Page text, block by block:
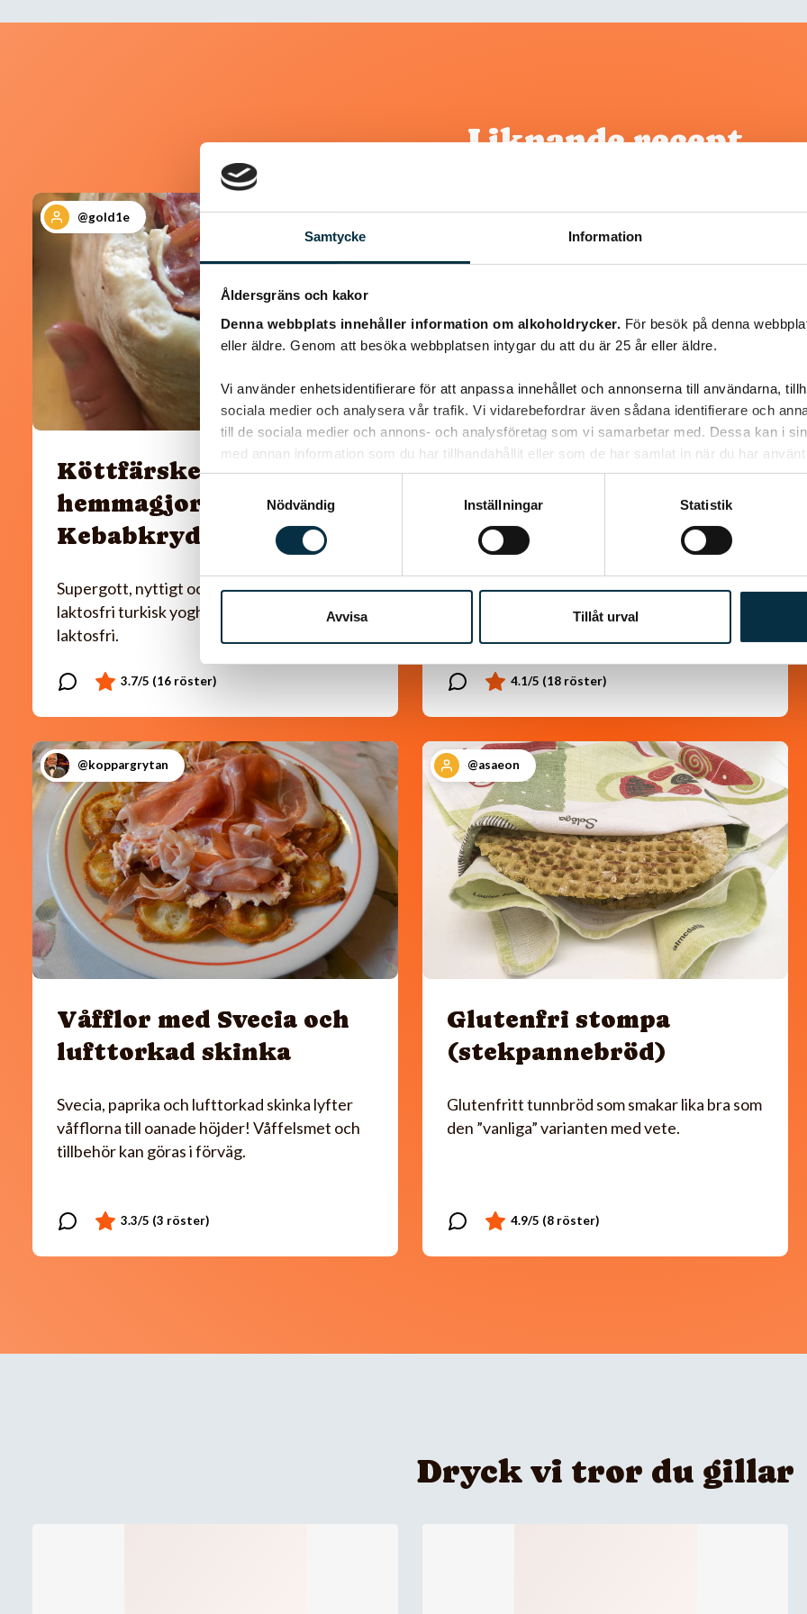
Samtycke Information
Åldersgräns och kakor
Denna webbplats innehåller information om alkoholdrycker. För besök på denna
eller äldre. Genom att besöka webbplatsen intygar du att du är 25 år eller äldre.
Vi använder enhetsidentifierare för att anpassa innehållet och annonserna till användarna,
sociala medier och analysera vår trafik. Vi vidarebefordrar även sådana identifierare och
till de sociala medier och annons- och analysföretag som vi samarbetar med. Dessa kan i
med annan information som du har tillhandahållit eller som de har samlat in när du har använt
Nödvändig
Inställningar Statistik
Avvisa Tillåt urval
Liknande recept
@gold1e
Köttfärskebab med
hemmagjord
Kebabkrydda
Supergott, nyttigt och enkelt! Jag använder
laktosfri turkisk yoghurt, så blir rätten helt
laktosfri.
@koppargrytan
Turkisk köfte
En längtan till Turkisk mat
@koppargrytan
Våfflor med Svecia och
lufttorkad skinka
Svecia, paprika och lufttorkad skinka lyfter
våfflorna till oanade höjder! Våffelsmet och
tillbehör kan göras i förväg.
@asaeon
Glutenfri stompa
(stekpannebröd)
Glutenfritt tunnbröd som smakar lika bra som
den ”vanliga” varianten med vete.
Dryck vi tror du gillar